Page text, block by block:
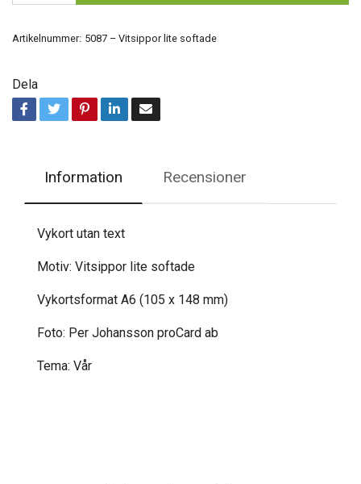
Artikelnummer: 5087 – Vitsippor lite softade
Dela
Information Recensioner
Vykort utan text
Motiv: Vitsippor lite softade
Vykortsformat A6 (105 x 148 mm)
Foto: Per Johansson proCard ab
Tema: Vår